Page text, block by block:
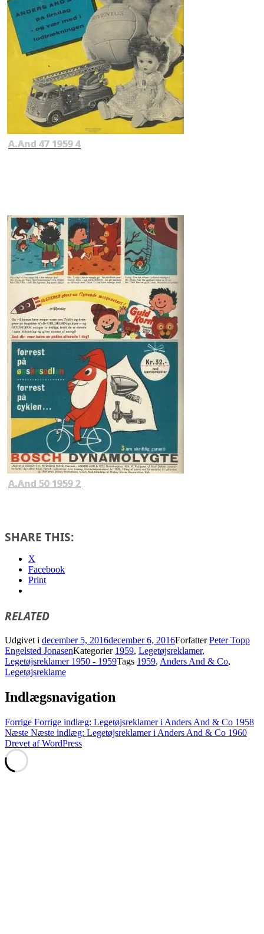
A.And 47 1959 4
A.And 50 1959 2
SHARE THIS:
X
Facebook
Print
RELATED
Udgivet i december 5, 2016december 6, 2016ForfatterPeter Topp
Engelsted JonasenKategorier 1959, Legetøjsreklamer,
Legetøjsreklamer 1950 - 1959Tags 1959, Anders And & Co,
Legetøjsreklame
Indlægsnavigation
Forrige Forrige indlæg: Legetøjsreklamer i Anders And & Co 1958
Næste Næste indlæg: Legetøjsreklamer i Anders And & Co 1960
Drevet af WordPress